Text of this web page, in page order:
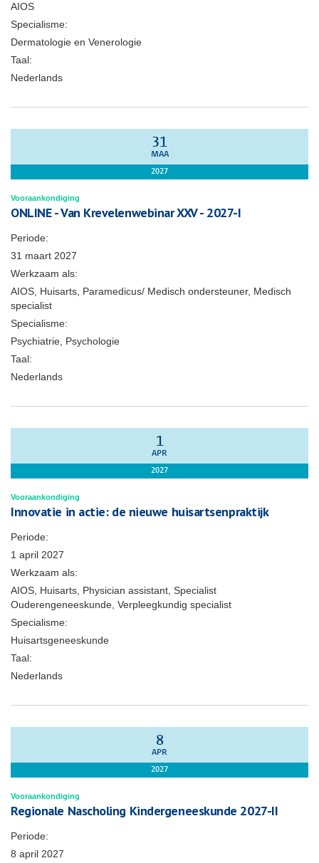
AIOS
Specialisme:
Dermatologie en Venerologie
Taal:
Nederlands
31
MAA
2027
Vooraankondiging
ONLINE - Van Krevelenwebinar XXV - 2027-I
Periode:
31 maart 2027
Werkzaam als:
AIOS, Huisarts, Paramedicus/ Medisch ondersteuner, Medisch
specialist
Specialisme:
Psychiatrie, Psychologie
Taal:
Nederlands
1
APR
2027
Vooraankondiging
Innovatie in actie: de nieuwe huisartsenpraktijk
Periode:
1 april 2027
Werkzaam als:
AIOS, Huisarts, Physician assistant, Specialist
Ouderengeneeskunde, Verpleegkundig specialist
Specialisme:
Huisartsgeneeskunde
Taal:
Nederlands
8
APR
2027
Vooraankondiging
Regionale Nascholing Kindergeneeskunde 2027-II
Periode:
8 april 2027